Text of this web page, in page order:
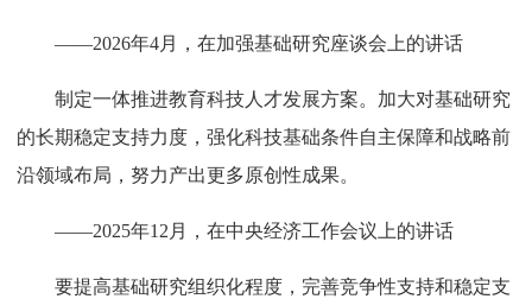
——2026年4月，在加强基础研究座谈会上的讲话
制定一体推进教育科技人才发展方案。加大对基础研究
的长期稳定支持力度，强化科技基础条件自主保障和战略前
沿领域布局，努力产出更多原创性成果。
——2025年12月，在中央经济工作会议上的讲话
要提高基础研究组织化程度，完善竞争性支持和稳定支